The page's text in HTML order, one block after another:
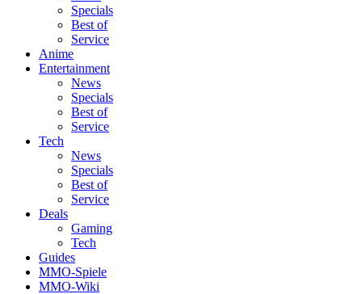
Specials
Best of
Service
Anime
Entertainment
News
Specials
Best of
Service
Tech
News
Specials
Best of
Service
Deals
Gaming
Tech
Guides
MMO-Spiele
MMO-Wiki